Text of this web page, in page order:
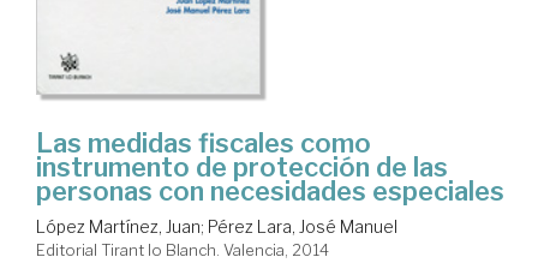
Las medidas fiscales como
instrumento de protección de las
personas con necesidades especiales
López Martínez, Juan; Pérez Lara, José Manuel
Editorial Tirant lo Blanch. Valencia, 2014